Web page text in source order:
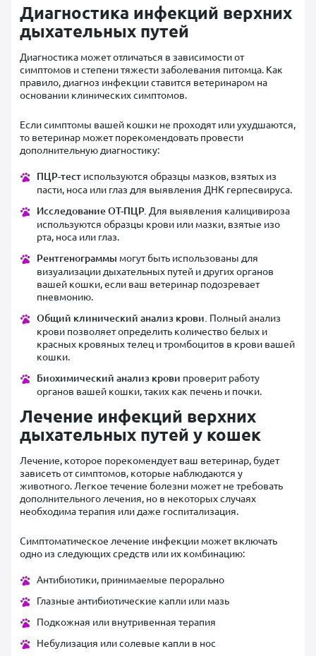
Диагностика инфекций верхних
дыхательных путей
Диагностика может отличаться в зависимости от
симптомов и степени тяжести заболевания питомца. Как
правило, диагноз инфекции ставится ветеринаром на
основании клинических симптомов.
Если симптомы вашей кошки не проходят или ухудшаются,
то ветеринар может порекомендовать провести
дополнительную диагностику:
ПЦР-тест используются образцы мазков, взятых из
пасти, носа или глаз для выявления ДНК герпесвируса.
Исследование ОТ-ПЦР. Для выявления калицивироза
используются образцы крови или мазки, взятые изо
рта, носа или глаз.
Рентгенограммы могут быть использованы для
визуализации дыхательных путей и других органов
вашей кошки, если ваш ветеринар подозревает
пневмонию.
Общий клинический анализ крови. Полный анализ
крови позволяет определить количество белых и
красных кровяных телец и тромбоцитов в крови вашей
кошки.
Биохимический анализ крови проверит работу
органов вашей кошки, таких как печень и почки.
Лечение инфекций верхних
дыхательных путей у кошек
Лечение, которое порекомендует ваш ветеринар, будет
зависеть от симптомов, которые наблюдаются у
животного. Легкое течение болезни может не требовать
дополнительного лечения, но в некоторых случаях
необходима терапия или даже госпитализация.
Симптоматическое лечение инфекции может включать
одно из следующих средств или их комбинацию:
Антибиотики, принимаемые перорально
Глазные антибиотические капли или мазь
Подкожная или внутривенная терапия
Небулизация или солевые капли в нос